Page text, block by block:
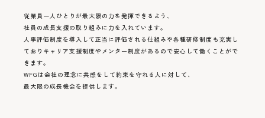
従業員一人ひとりが最大限の力を発揮できるよう、
社員の成長支援の取り組みに力を入れています。
人事評価制度を導入して正当に評価される仕組みや各種研修制度も充実し
ておりキャリア支援制度やメンター制度があるので安心して働くことがで
きます。
WFGは会社の理念に共感をして約束を守れる人に対して、
最大限の成長機会を提供します。